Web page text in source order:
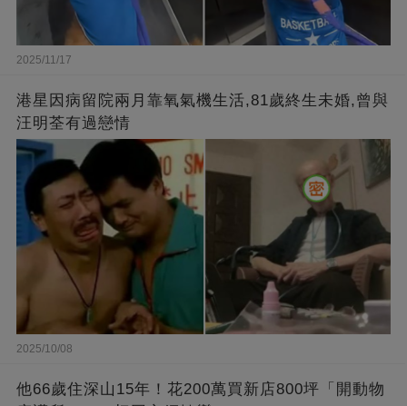
2025/11/17
港星因病留院兩月靠氧氣機生活,81歲終生未婚,曾與
汪明荃有過戀情
2025/10/08
他66歲住深山15年！花200萬買新店800坪「開動物